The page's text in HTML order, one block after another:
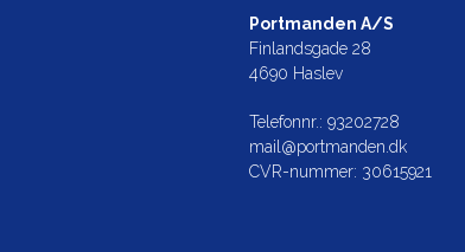
Portmanden A/S
Finlandsgade 28
4690 Haslev
Telefonnr.: 93202728
mail@portmanden.dk
CVR-nummer: 30615921